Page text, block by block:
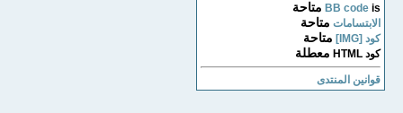
BB codeis متاحة
الابتسامات متاحة
كود [IMG] متاحة
كود HTML معطلة
قوانين المنتدى